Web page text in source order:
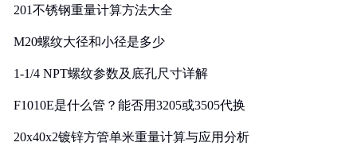
201不锈钢重量计算方法大全
M20螺纹大径和小径是多少
1-1/4 NPT螺纹参数及底孔尺寸详解
F1010E是什么管？能否用3205或3505代换
20x40x2镀锌方管单米重量计算与应用分析